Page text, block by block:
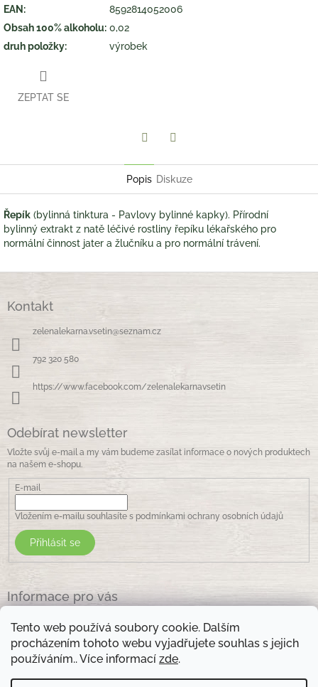
Tento web používá soubory cookie. Dalším
procházením tohoto webu vyjadřujete souhlas s jejich
používáním.. Více informací zde.
EAN :
8592814052006
Obsah 100% alkoholu: 0,02
druh položky: výrobek
ZEPTAT SE
Popis Diskuze
Řepík (bylinná tinktura - Pavlovy bylinné kapky). Přírodní
bylinný extrakt z natě léčivé rostliny řepíku lékařského pro
normální činnost jater a žlučníku a pro normální trávení.
Kontakt
zelenalekarna.vsetin@seznam.cz
792 320 580
https://www.facebook.com/zelenalekarnavsetin
Odebírat newsletter
Vložte svůj e-mail a my vám budeme zasílat informace o nových produktech
na našem e-shopu.
E-mail
Vložením e-mailu souhlasíte s podmínkami ochrany osobních údajů
Přihlásit se
Informace pro vás
Obchodní podmínky
Podmínky ochrany osobních údajů
Kontakty